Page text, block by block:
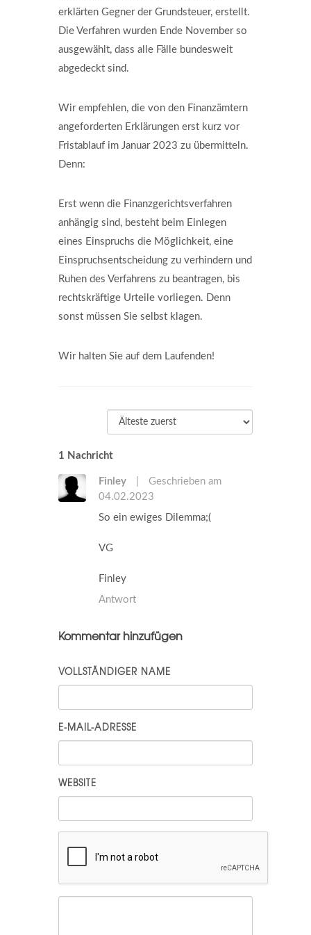
erklärten Gegner der Grundsteuer, erstellt.
Die Verfahren wurden Ende November so
ausgewählt, dass alle Fälle bundesweit
abgedeckt sind.
Wir empfehlen, die von den Finanzämtern
angeforderten Erklärungen erst kurz vor
Fristablauf im Januar 2023 zu übermitteln.
Denn:
Erst wenn die Finanzgerichtsverfahren
anhängig sind, besteht beim Einlegen
eines Einspruchs die Möglichkeit, eine
Einspruchsentscheidung zu verhindern und
Ruhen des Verfahrens zu beantragen, bis
rechtskräftige Urteile vorliegen. Denn
sonst müssen Sie selbst klagen.
Wir halten Sie auf dem Laufenden!
1 Nachricht
Finley
Geschrieben am
04.02.2023
So ein ewiges Dilemma;(
VG
Finley
Antwort
Kommentar hinzufügen
VOLLSTÄNDIGER NAME
E-MAIL-ADRESSE
WEBSITE